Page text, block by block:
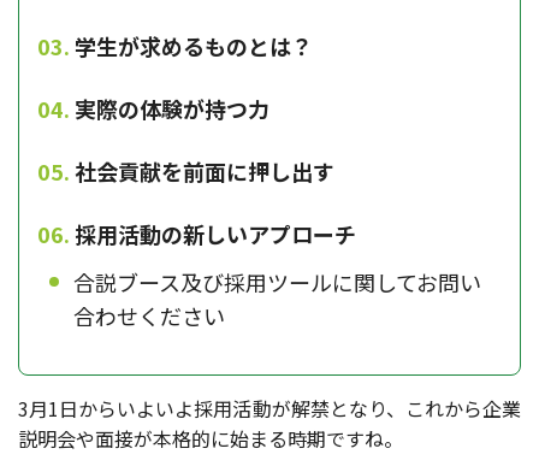
学生が求めるものとは？
実際の体験が持つ力
社会貢献を前面に押し出す
採用活動の新しいアプローチ
合説ブース及び採用ツールに関してお問い
合わせください
3月1日からいよいよ採用活動が解禁となり、これから企業
説明会や面接が本格的に始まる時期ですね。